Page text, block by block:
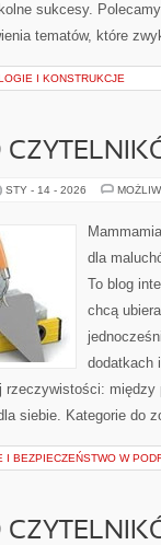
sukcesy.
tematów, które
I KONSTRUKCJE
STY - 14 - 2026
dla
To blog
chcą
dodatkach
rzeczywistości:
siebie. Kategorie do
I BEZPIECZEŃSTWO W